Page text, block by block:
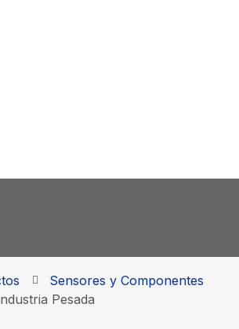
Sensores y Componentes
Pesada